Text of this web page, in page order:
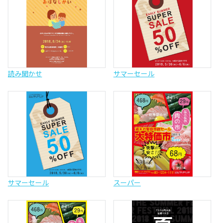
読み聞かせ サマーセール
サマーセール スーパー